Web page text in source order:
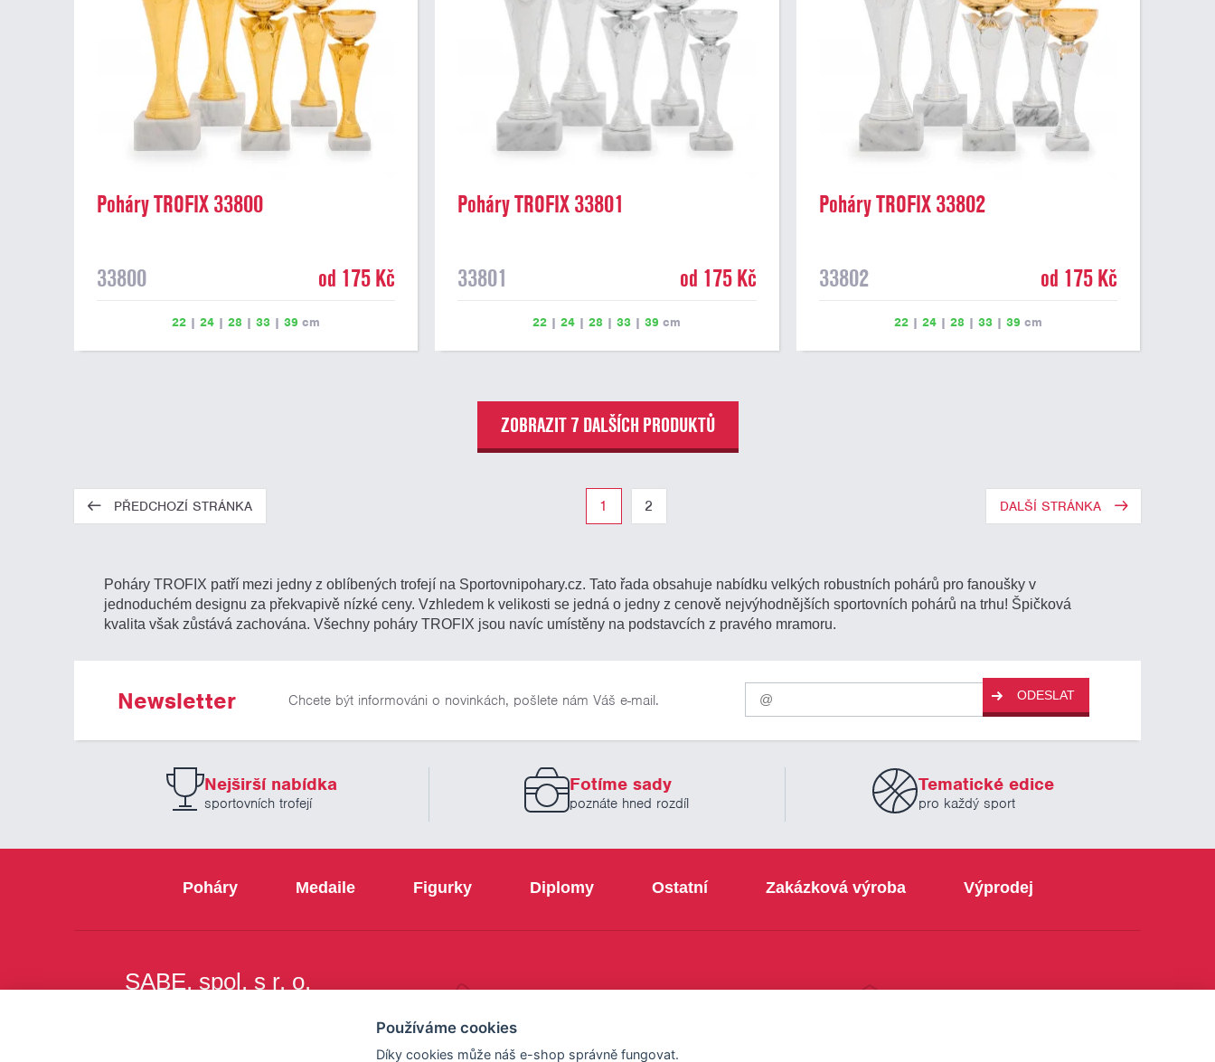
Poháry TROFIX 33800
33800 od 175 Kč
22| 24| 28 | 33| 39 cm
Poháry TROFIX 33801
33801 od 175 Kč
22 |24 |28 |33 |39 cm
Poháry TROFIX 33802
33802 od 175 Kč
22| 24| 28 | 33| 39 cm
ZOBRAZIT 7 DALŠÍCH PRODUKTŮ
PŘEDCHOZÍ STRÁNKA 1 2 DALŠÍ STRÁNKA
Poháry TROFIX patří mezi jedny z oblíbených trofejí na Sportovnipohary.cz. Tato řada obsahuje nabídku velkých robustních pohárů pro fanoušky v
jednoduchém designu za překvapivě nízké ceny. Vzhledem k velikosti se jedná o jedny z cenově nejvýhodnějších sportovních pohárů na trhu! Špičková
kvalita však zůstává zachována. Všechny poháry TROFIX jsou navíc umístěny na podstavcích z pravého mramoru.
Newsletter Chcete být informováni o novinkách, pošlete nám Váš e-mail.
Pro
odběr
našich
novinek
ODESLAT
Nejširší nabídka
sportovních trofejí
Fotíme sady
poznáte hned rozdíl
Tematické edice
pro každý sport
Poháry Medaile Figurky Diplomy Ostatní Zakázková výroba Výprodej
SABE, spol. s r. o.
Používáme cookies
Díky cookies může náš e-shop správně fungovat.